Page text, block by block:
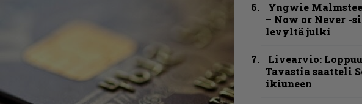
Yngwie
– Now or Never -
levyltä julki
Livearvio:
Tavastia saatteli
ikiuneen